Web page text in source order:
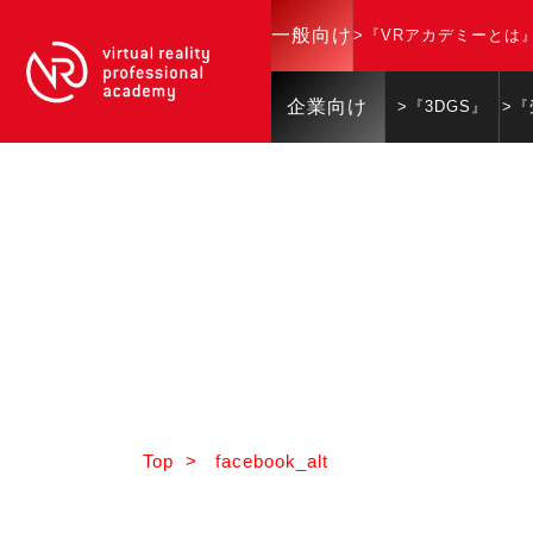
一般向け >『VRアカデミーとは』
企業向け >『3DGS』 >『
Top > facebook_alt